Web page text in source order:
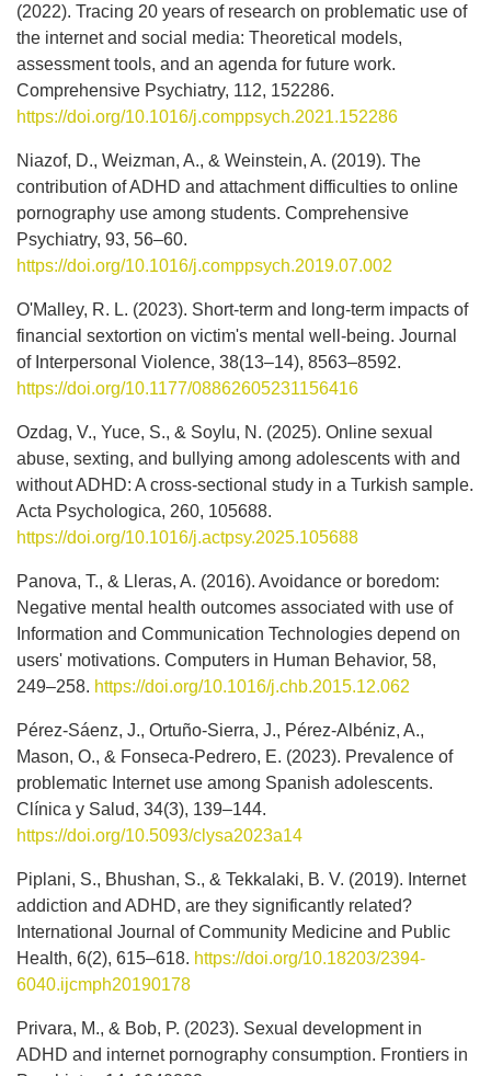
(2022). Tracing 20 years of research on problematic use of
the internet and social media: Theoretical models,
assessment tools, and an agenda for future work.
Comprehensive Psychiatry, 112, 152286.
https://doi.org/10.1016/j.comppsych.2021.152286
Niazof, D., Weizman, A., & Weinstein, A. (2019). The
contribution of ADHD and attachment difficulties to online
pornography use among students. Comprehensive
Psychiatry, 93, 56–60.
https://doi.org/10.1016/j.comppsych.2019.07.002
O'Malley, R. L. (2023). Short-term and long-term impacts of
financial sextortion on victim's mental well-being. Journal
of Interpersonal Violence, 38(13–14), 8563–8592.
https://doi.org/10.1177/08862605231156416
Ozdag, V., Yuce, S., & Soylu, N. (2025). Online sexual
abuse, sexting, and bullying among adolescents with and
without ADHD: A cross-sectional study in a Turkish sample.
Acta Psychologica, 260, 105688.
https://doi.org/10.1016/j.actpsy.2025.105688
Panova, T., & Lleras, A. (2016). Avoidance or boredom:
Negative mental health outcomes associated with use of
Information and Communication Technologies depend on
users' motivations. Computers in Human Behavior, 58,
249–258. https://doi.org/10.1016/j.chb.2015.12.062
Pérez-Sáenz, J., Ortuño-Sierra, J., Pérez-Albéniz, A.,
Mason, O., & Fonseca-Pedrero, E. (2023). Prevalence of
problematic Internet use among Spanish adolescents.
Clínica y Salud, 34(3), 139–144.
https://doi.org/10.5093/clysa2023a14
Piplani, S., Bhushan, S., & Tekkalaki, B. V. (2019). Internet
addiction and ADHD, are they significantly related?
International Journal of Community Medicine and Public
Health, 6(2), 615–618. https://doi.org/10.18203/2394-
6040.ijcmph20190178
Privara, M., & Bob, P. (2023). Sexual development in
ADHD and internet pornography consumption. Frontiers in